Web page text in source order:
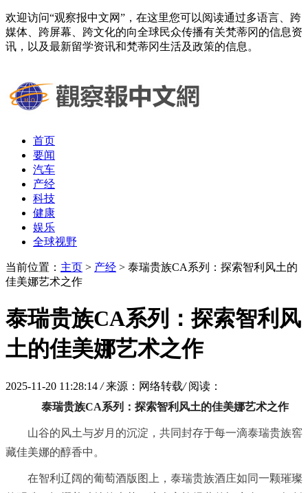
欢迎访问“观察报中文网”，在这里您可以阅读通过多语言、跨
媒体、跨屏幕、跨文化的向全球民众传播有关梵蒂冈的信息资
讯，以及最新留学资讯和梵蒂冈生活及政策的信息。
首页
要闻
汽车
产经
科技
健康
娱乐
全球视野
当前位置： 主页 > 产经 > 泰瑞贵族CA系列：探索智利风土的
佳美娜艺术之作
泰瑞贵族CA系列：探索智利风
土的佳美娜艺术之作
2025-11-20 11:28:14 / 来源：网络转载/ 阅读：
泰瑞贵族CA系列：探索智利风土的佳美娜艺术之作
山谷的风土与岁月的沉淀，共同封存于每一滴泰瑞贵族窖
藏佳美娜的醇香中。
在智利辽阔的葡萄酒版图上，泰瑞贵族酒庄如同一颗璀璨